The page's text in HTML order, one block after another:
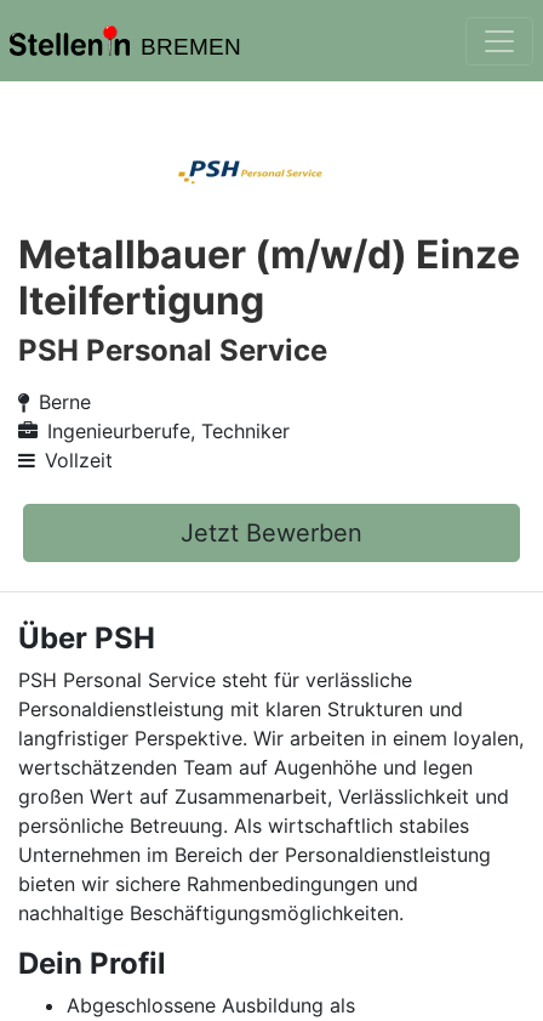
BREMEN
Metallbauer (m/w/d) Einze
lteilfertigung
PSH Personal Service
Berne
Ingenieurberufe, Techniker
Vollzeit
Jetzt Bewerben
Über PSH
PSH Personal Service steht für verlässliche
Personaldienstleistung mit klaren Strukturen und
langfristiger Perspektive. Wir arbeiten in einem loyalen,
wertschätzenden Team auf Augenhöhe und legen
großen Wert auf Zusammenarbeit, Verlässlichkeit und
persönliche Betreuung. Als wirtschaftlich stabiles
Unternehmen im Bereich der Personaldienstleistung
bieten wir sichere Rahmenbedingungen und
nachhaltige Beschäftigungsmöglichkeiten.
Dein Profil
Abgeschlossene Ausbildung als